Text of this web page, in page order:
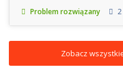
Problem rozwiązany
Zobacz